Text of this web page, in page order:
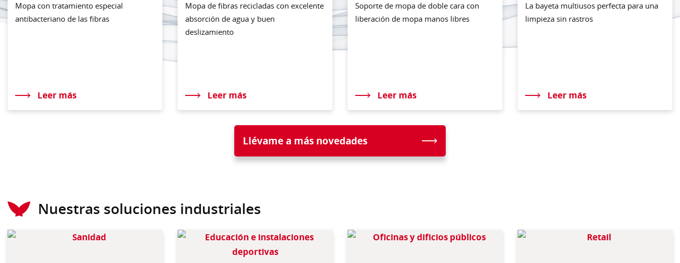
Mopa con tratamiento especial
antibacteriano de las fibras
Leer más
Mopa de fibras recicladas con excelente
absorción de agua y buen
deslizamiento
Leer más
Soporte de mopa de doble cara con
liberación de mopa manos libres
Leer más
La bayeta multiusos perfecta para una
limpieza sin rastros
Leer más
Llévame a más novedades
Nuestras soluciones industriales